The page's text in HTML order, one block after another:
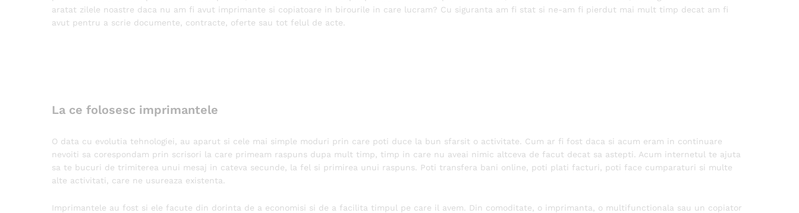
aratat zilele noastre daca nu am fi avut imprimante si copiatoare in birourile in care lucram? Cu siguranta am fi stat si ne-am fi pierdut mai mult timp decat am fi
avut pentru a scrie documente, contracte, oferte sau tot felul de acte.
La ce folosesc imprimantele
O data cu evolutia tehnologiei, au aparut si cele mai simple moduri prin care poti duce la bun sfarsit o activitate. Cum ar fi fost daca si acum eram in continuare
nevoiti sa corespondam prin scrisori la care primeam raspuns dupa mult timp, timp in care nu aveai nimic altceva de facut decat sa astepti. Acum internetul te ajuta
sa te bucuri de trimiterea unui mesaj in cateva secunde, la fel si primirea unui raspuns. Poti transfera bani online, poti plati facturi, poti face cumparaturi si multe
alte activitati, care ne usureaza existenta.
Imprimantele au fost si ele facute din dorinta de a economisi si de a facilita timpul pe care il avem. Din comoditate, o imprimanta, o multifunctionala sau un copiator